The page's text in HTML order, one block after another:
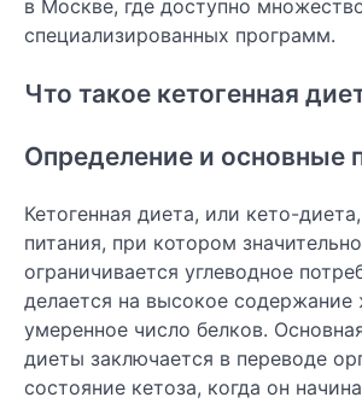
в Москве, где доступно
специализированных программ.
Что такое кетогенная
Определение и основные
Кетогенная диета, или кето-
питания, при котором значительно
ограничивается углеводное
делается на высокое
умеренное число белков.
диеты заключается в переводе
состояние кетоза, когда он